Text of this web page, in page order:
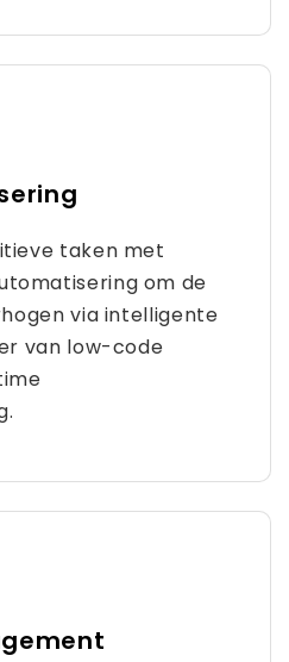
taken met
om de
via intelligente
van low-code